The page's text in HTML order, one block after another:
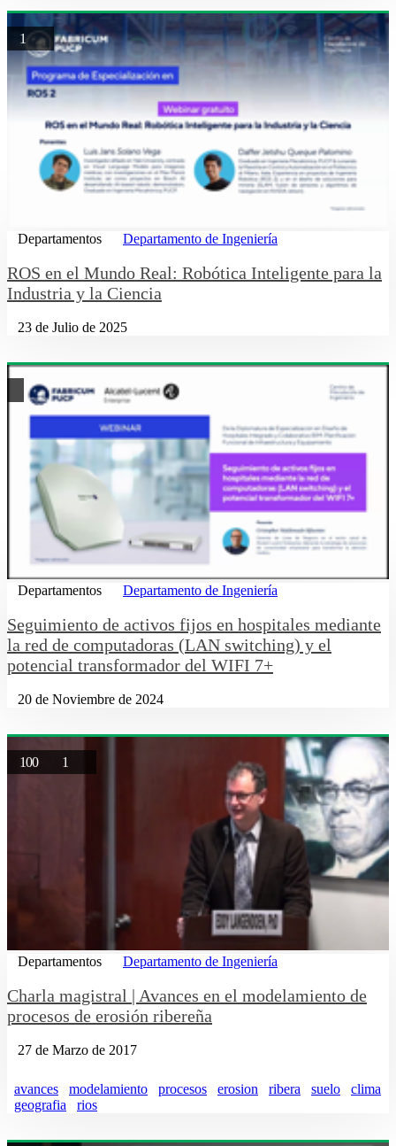
1
Departamentos Departamento de Ingeniería
ROS en el Mundo Real: Robótica Inteligente para la
Industria y la Ciencia
23 de Julio de 2025
Departamentos Departamento de Ingeniería
Seguimiento de activos fijos en hospitales mediante
la red de computadoras (LAN switching) y el
potencial transformador del WIFI 7+
20 de Noviembre de 2024
100 1
Departamentos Departamento de Ingeniería
Charla magistral | Avances en el modelamiento de
procesos de erosión ribereña
27 de Marzo de 2017
avances modelamiento procesos erosion ribera suelo
clima
geografia
rios